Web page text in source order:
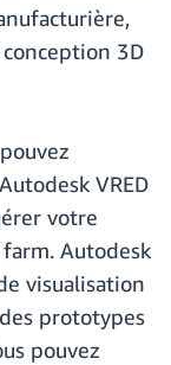
3D
VRED
votre
Autodesk
visualisation
prototypes
pouvez